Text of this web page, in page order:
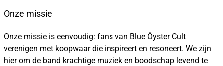
Onze missie
Onze missie is eenvoudig: fans van Blue Öyster Cult
verenigen met koopwaar die inspireert en resoneert. We zijn
hier om de band krachtige muziek en boodschap levend te